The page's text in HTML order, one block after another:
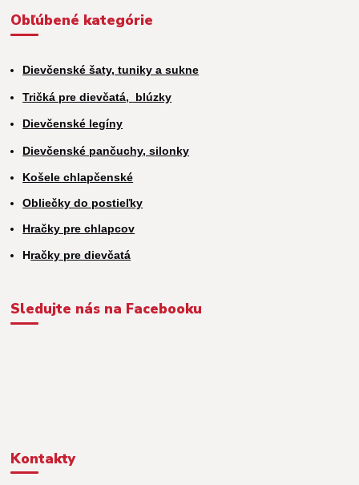
Obľúbené kategórie
Dievčenské šaty, tuniky a sukne
Tričká pre dievčatá, blúzky
Dievčenské legíny
Dievčenské pančuchy, silonky
Košele chlapčenské
Obliečky do postieľky
Hračky pre chlapcov
Hračky pre dievčatá
Sledujte nás na Facebooku
Kontakty